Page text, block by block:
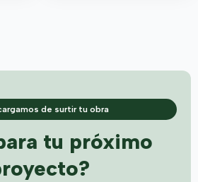
de surtir tu obra
tu próximo